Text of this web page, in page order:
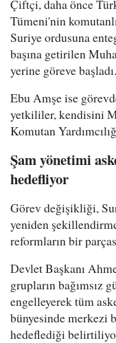
Çiftçi, daha önce
Tümeni'nin
Suriye ordusuna
başına getirilen
yerine göreve başladı.
Ebu Amşe ise
yetkililer, kendisini
Komutan
Şam yönetimi
hedefliyor
Görev değişikliği,
yeniden
reformların bir
Devlet Başkanı
grupların bağımsız
engelleyerek tüm
bünyesinde merkezi
hedeflediği